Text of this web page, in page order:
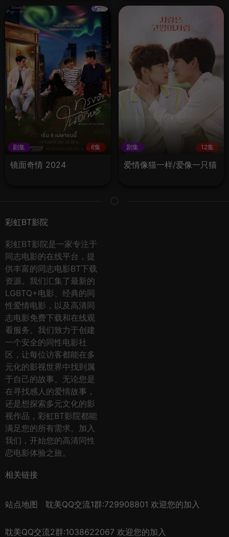
剧集 6集
镜面奇情 2024
剧集 12集
爱情像猫一样/爱像一只猫
彩虹BT影院
彩虹BT影院是一家专注于
同志电影的在线平台，提
供丰富的同志电影BT下载
资源。我们汇集了最新的
LGBTQ+电影、经典的同
性爱情电影，以及高清同
志电影免费下载和在线观
看服务。我们致力于创建
一个安全的同性电影社
区，让每位访客都能在多
元化的影视世界中找到属
于自己的故事。无论您是
在寻找感人的爱情故事，
还是想探索多元文化的影
视作品，彩虹BT影院都能
满足您的所有需求。加入
我们，开始您的高清同性
恋电影体验之旅。
相关链接
站点地图 耽美QQ交流1群:729908801 欢迎您的加入
耽美QQ交流2群:1038622067 欢迎您的加入